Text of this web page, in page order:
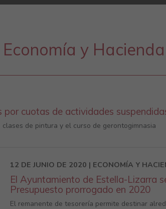
y Hacienda
cuotas de actividades
de pintura y el curso de gerontogimnasia
12 DE JUNIO DE 2020 | ECONOMÍA Y
El Ayuntamiento de Estella-Lizarra
Presupuesto prorrogado en 2020
El remanente de tesorería permite destinar